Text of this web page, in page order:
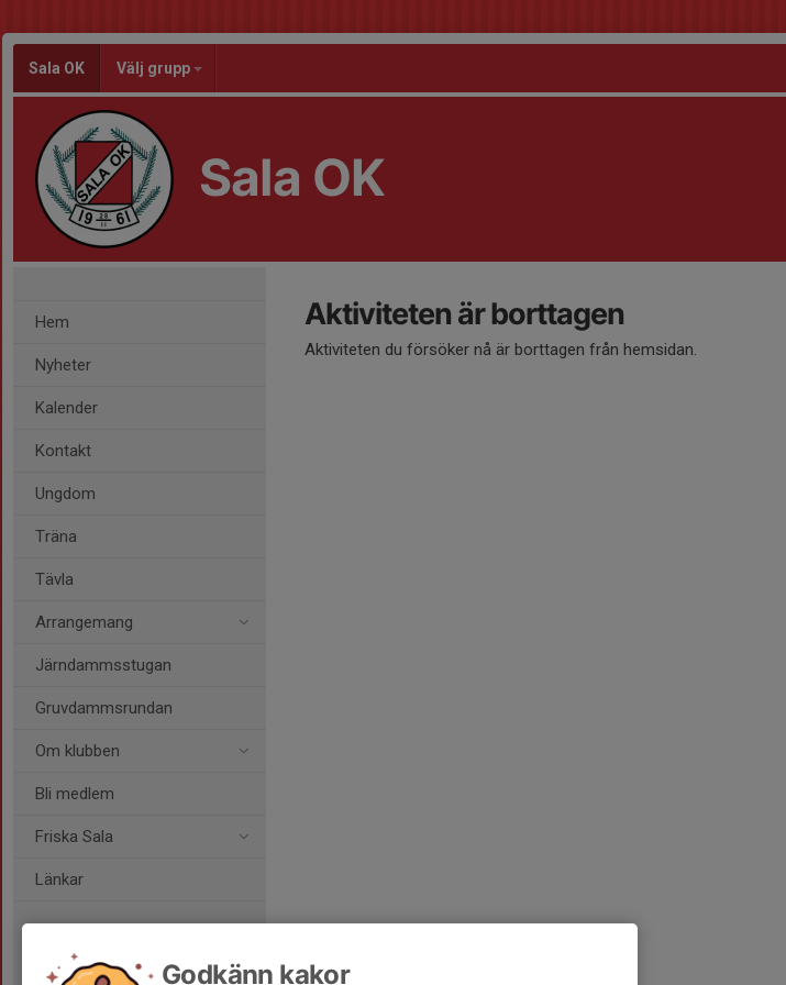
Sala OK Välj grupp
Sala OK
Hem
Nyheter
Kalender
Kontakt
Ungdom
Träna
Tävla
Arrangemang
Järndammsstugan
Gruvdammsrundan
Om klubben
Bli medlem
Friska Sala
Länkar
Aktiviteten är borttagen
Aktiviteten du försöker nå är borttagen från hemsidan.
Godkänn kakor